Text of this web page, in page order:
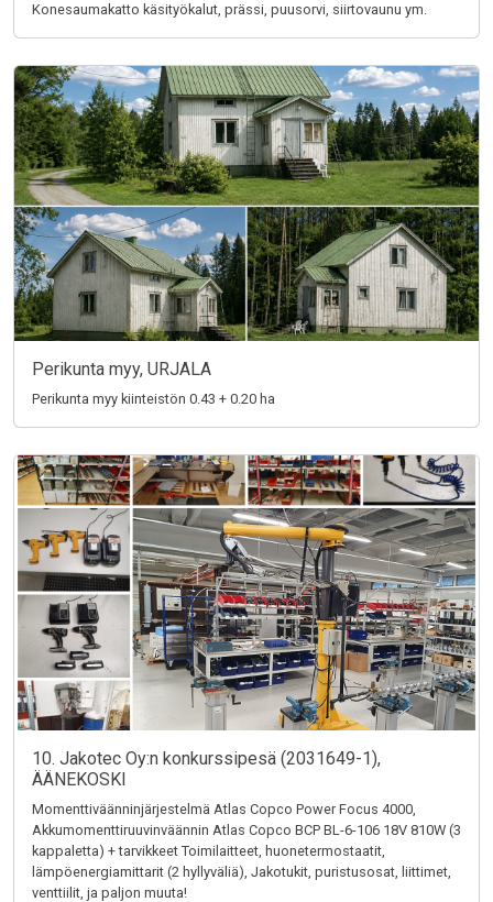
Konesaumakatto käsityökalut, prässi, puusorvi, siirtovaunu ym.
Perikunta myy, URJALA
Perikunta myy kiinteistön 0.43 + 0.20 ha
10. Jakotec Oy:n konkurssipesä (2031649-1),
ÄÄNEKOSKI
Momenttiväänninjärjestelmä Atlas Copco Power Focus 4000,
Akkumomenttiruuvinväännin Atlas Copco BCP BL-6-106 18V 810W (3
kappaletta) + tarvikkeet Toimilaitteet, huonetermostaatit,
lämpöenergiamittarit (2 hyllyväliä), Jakotukit, puristusosat, liittimet,
venttiilit, ja paljon muuta!